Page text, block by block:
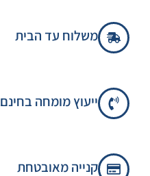
משלוח עד הבית
ייעוץ מומחה בחינם
קנייה מאובטחת